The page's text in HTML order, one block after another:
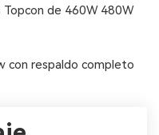
Topcon de 460W 480W
con respaldo completo